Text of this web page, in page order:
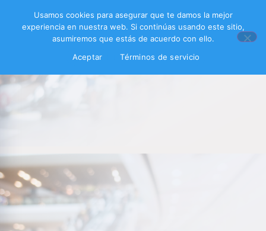
Usamos cookies para asegurar que te damos la mejor
experiencia en nuestra web. Si continúas usando este sitio,
asumiremos que estás de acuerdo con ello.
Aceptar
Términos de servicio